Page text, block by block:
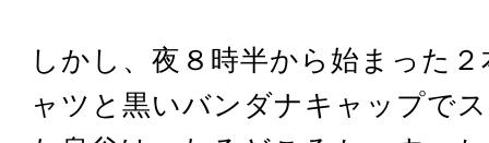
しかし、夜８時半から始まった
ャツと黒いバンダナキャップで